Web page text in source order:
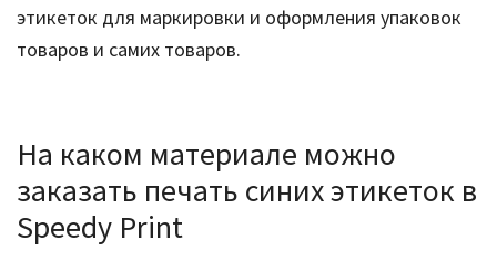
этикеток для маркировки и оформления упаковок
товаров и самих товаров.
На каком материале можно
заказать печать синих этикеток в
Speedy Print